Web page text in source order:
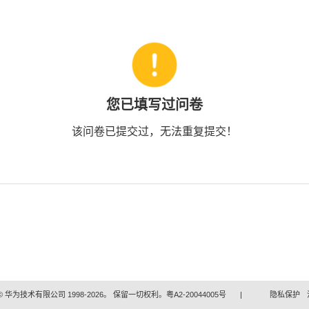
您已填写过问卷
该问卷已提交过，无法重复提交！
华为技术有限公司 1998-2026。 保留一切权利。粤A2-20044005号 | 隐私保护